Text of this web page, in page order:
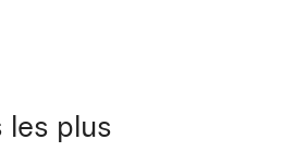
les plus